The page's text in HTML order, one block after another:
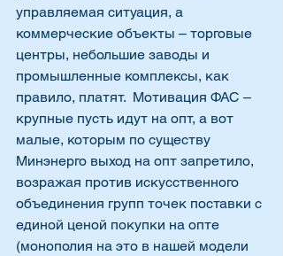
управляемая ситуация, а
коммерческие объекты – торговые
центры, небольшие заводы и
промышленные комплексы, как
правило, платят.  Мотивация ФАС –
крупные пусть идут на опт, а вот
малые, которым по существу
Минэнерго выход на опт запретило,
возражая против искусственного
объединения групп точек поставки с
единой ценой покупки на опте
(монополия на это в нашей модели